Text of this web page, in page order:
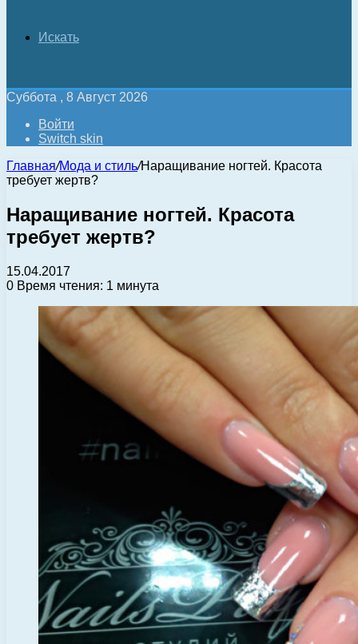
Искать
Суббота , 8 Август 2026
Войти
Switch skin
Главная/Мода и стиль/Наращивание ногтей. Красота
требует жертв?
Наращивание ногтей. Красота
требует жертв?
15.04.2017
0 Время чтения: 1 минута